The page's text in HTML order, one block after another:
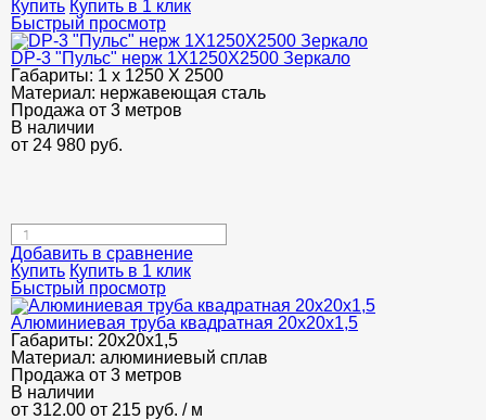
Купить Купить в 1 клик
Быстрый просмотр
DP-3 "Пульс" нерж 1Х1250Х2500 Зеркало
Габариты: 1 х 1250 Х 2500
Материал: нержавеющая сталь
Продажа от 3 метров
В наличии
от 24 980 руб.
Добавить в сравнение
Купить Купить в 1 клик
Быстрый просмотр
Алюминиевая труба квадратная 20х20х1,5
Габариты: 20х20х1,5
Материал: алюминиевый сплав
Продажа от 3 метров
В наличии
от 312.00 от 215 руб. / м